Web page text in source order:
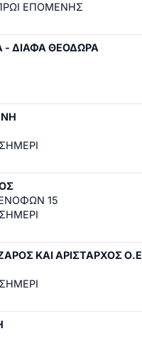
ΕΠΟΜΕΝΗΣ
- ΔΙΑΦΑ ΘΕΟΔΩΡΑ
15
ΚΑΙ ΑΡΙΣΤΑΡΧΟΣ Ο.Ε